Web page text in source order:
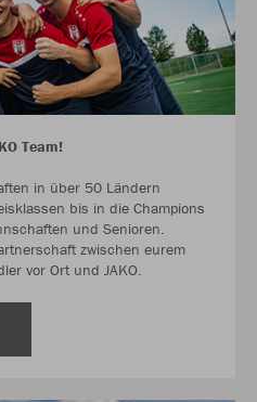
Team!
in über 50 Ländern
bis in die Champions
und Senioren.
zwischen eurem
vor Ort und JAKO.